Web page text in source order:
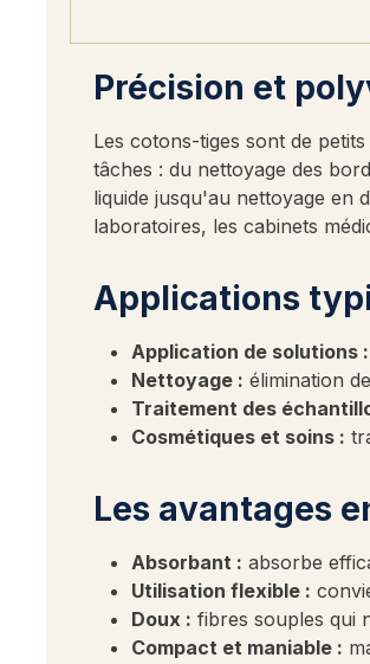
Précision et
Les cotons-tiges sont de
tâches : du nettoyage des
liquide jusqu'au nettoyage en
laboratoires, les cabinets
Applications
Application de solutions :
Nettoyage : élimination
Traitement des
Cosmétiques et soins :
Les avantages
Absorbant : absorbe
Utilisation flexible :
Doux : fibres souples qui
Compact et maniable :